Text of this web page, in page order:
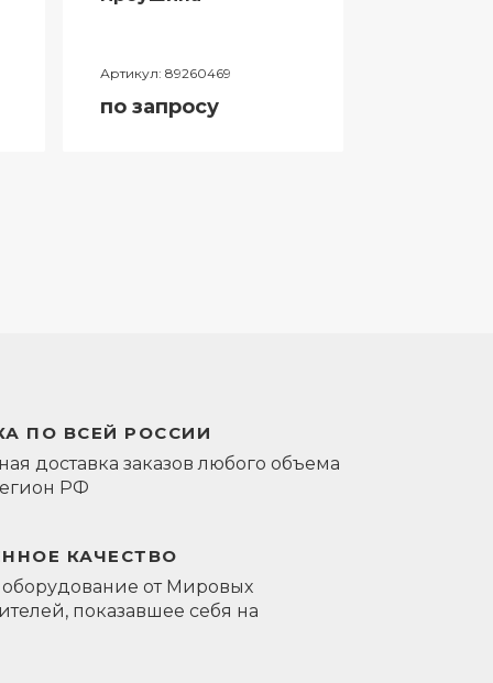
Артикул: 89260469
по запросу
ПО ВСЕЙ РОССИИ
доставка заказов любого объема
РФ
КАЧЕСТВО
оборудование от Мировых
показавшее себя на